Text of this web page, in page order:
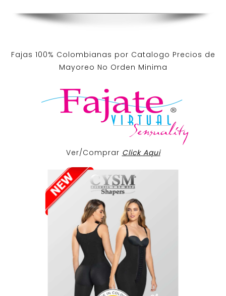
Fajas 100% Colombianas por Catalogo Precios de
Mayoreo No Orden Minima
Ver/Comprar Click Aqui